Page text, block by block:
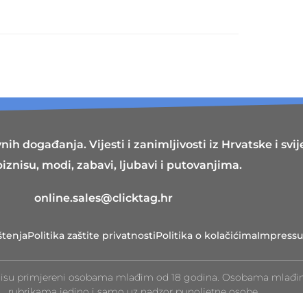
događanja. Vijesti i zanimljivosti iz Hrvatske i
modi, zabavi, ljubavi i putovanjima.
online.sales@clicktag.hr
Politika zaštite privatnostiPolitika o kolačićima
primjereni osobama mlađim od 18 godina. Osobama